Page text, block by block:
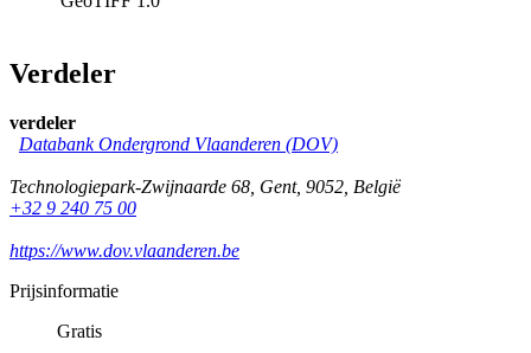
Verdeler
verdeler
Databank Ondergrond Vlaanderen (DOV)
Technologiepark-Zwijnaarde 68, Gent, 9052, België
+32 9 240 75 00
https://www.dov.vlaanderen.be
Prijsinformatie
Gratis